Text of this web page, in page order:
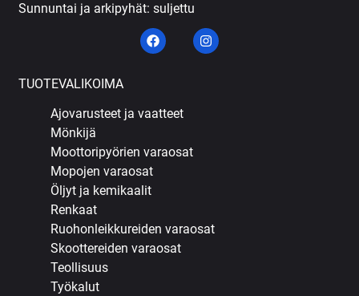
Sunnuntai ja arkipyhät: suljettu
TUOTEVALIKOIMA
Ajovarusteet ja vaatteet
Mönkijä
Moottoripyörien varaosat
Mopojen varaosat
Öljyt ja kemikaalit
Renkaat
Ruohonleikkureiden varaosat
Skoottereiden varaosat
Teollisuus
Työkalut